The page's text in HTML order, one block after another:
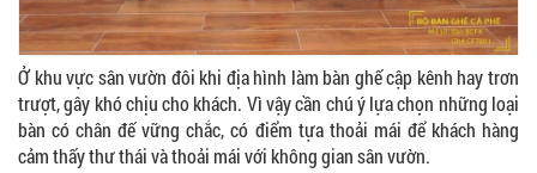
Ở khu vực sân vườn đôi khi địa hình làm bàn ghế cập kênh hay trơn
trượt, gây khó chịu cho khách. Vì vậy cần chú ý lựa chọn những loại
bàn có chân đế vững chắc, có điểm tựa thoải mái để khách hàng
cảm thấy thư thái và thoải mái với không gian sân vườn.